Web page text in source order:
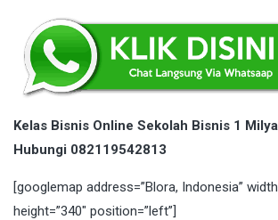
Kelas Bisnis Online Sekolah Bisnis 1
Hubungi 082119542813
[googlemap address=”Blora, Indonesia”
height=”340″ position=”left”]